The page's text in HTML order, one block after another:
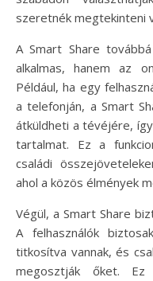
szeretnék megtekinteni
A Smart Share
alkalmas, hanem az
Például, ha egy
a telefonján, a Smart
átküldheti a tévéjére,
tartalmat. Ez a
családi
ahol a közös élmények
Végül, a Smart Share
A felhasználók
titkosítva vannak, és
megosztják őket.